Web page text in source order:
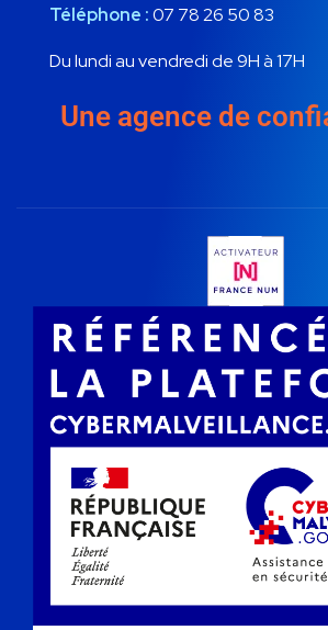
Téléphone :07 78 26 50 83
Du lundi au vendredi de 9H à 17H
Une agence de